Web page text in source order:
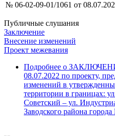
№ 06-02-09-01/1061 от
Публичные слушания
Заключение
Внесение изменений
Проект межевания
Подробнее о
08.07.2022 по проекту,
изменений в
территории в границах:
Советский – ул.
Заводского района города